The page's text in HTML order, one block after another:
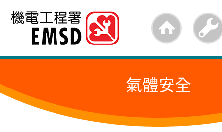
跳
內
的
氣體安全